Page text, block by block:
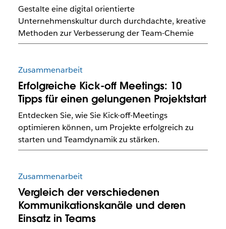
Gestalte eine digital orientierte
Unternehmenskultur durch durchdachte, kreative
Methoden zur Verbesserung der Team-Chemie
Zusammenarbeit
Erfolgreiche Kick-off Meetings: 10
Tipps für einen gelungenen Projektstart
Entdecken Sie, wie Sie Kick-off-Meetings
optimieren können, um Projekte erfolgreich zu
starten und Teamdynamik zu stärken.
Zusammenarbeit
Vergleich der verschiedenen
Kommunikationskanäle und deren
Einsatz in Teams